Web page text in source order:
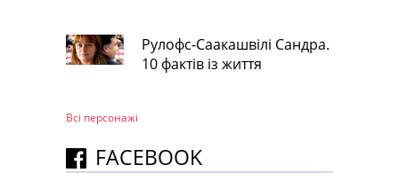
Рулофс-Саакашвілі Сандра.
10 фактів із життя
Всі персонажi
FACEBOOK